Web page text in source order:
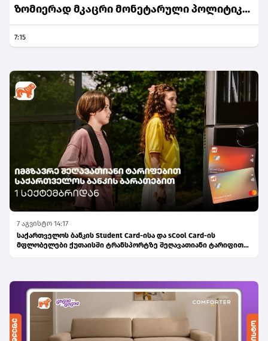
ზომიერად მკაცრი მონეტარული პოლიტიკა
ინფლაციური მოლოდინების სათანადო
დონეზე შენარჩუნებას უწყობს ხელს
7:15
7 აგვისტო 14:17
საქართველოს ბანკის Student Card-ისა და sCool Card-ის
მფლობელები ქუთაისში ტრანსპორტზე შეღავათიანი ტარიფით